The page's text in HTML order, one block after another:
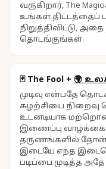
வருகிறார், The
உங்கள் திட்டத்தைப்
நிறுத்திவிட்டு,
தொடங்குங்கள்.
🃏 The Fool + 🌍
முடிவு என்பதே
சுழற்சியை நிறைவு
உடனடியாக
இணைப்பு
தருணங்களில்
இடையே எந்த
படிப்பை முடித்த